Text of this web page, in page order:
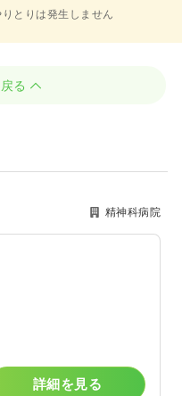
とりは発生しません
る
精神科病院
詳細を見る